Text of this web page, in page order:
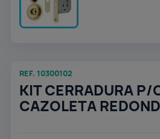
REF. 10300102
KIT CERRADURA P/
CAZOLETA